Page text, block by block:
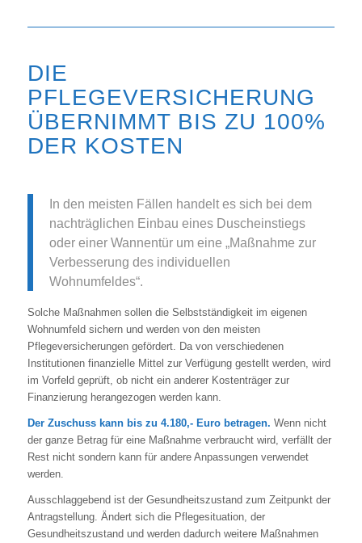
DIE
PFLEGEVERSICHERUNG
ÜBERNIMMT BIS ZU 100%
DER KOSTEN
In den meisten Fällen handelt es sich bei dem
nachträglichen Einbau eines Duscheinstiegs
oder einer Wannentür um eine „Maßnahme zur
Verbesserung des individuellen
Wohnumfeldes“.
Solche Maßnahmen sollen die Selbstständigkeit im eigenen
Wohnumfeld sichern und werden von den meisten
Pflegeversicherungen gefördert. Da von verschiedenen
Institutionen finanzielle Mittel zur Verfügung gestellt werden, wird
im Vorfeld geprüft, ob nicht ein anderer Kostenträger zur
Finanzierung herangezogen werden kann.
Der Zuschuss kann bis zu 4.180,- Euro betragen. Wenn nicht
der ganze Betrag für eine Maßnahme verbraucht wird, verfällt der
Rest nicht sondern kann für andere Anpassungen verwendet
werden.
Ausschlaggebend ist der Gesundheitszustand zum Zeitpunkt der
Antragstellung. Ändert sich die Pflegesituation, der
Gesundheitszustand und werden dadurch weitere Maßnahmen